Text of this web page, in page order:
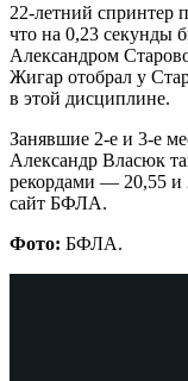
22-летний спринтер
что на 0,23 секунды
Александром
Жигар отобрал у
в этой дисциплине.
Занявшие 2-е и 3-е
Александр Власюк
рекордами — 20,55 и
сайт БФЛА.
Фото: БФЛА.